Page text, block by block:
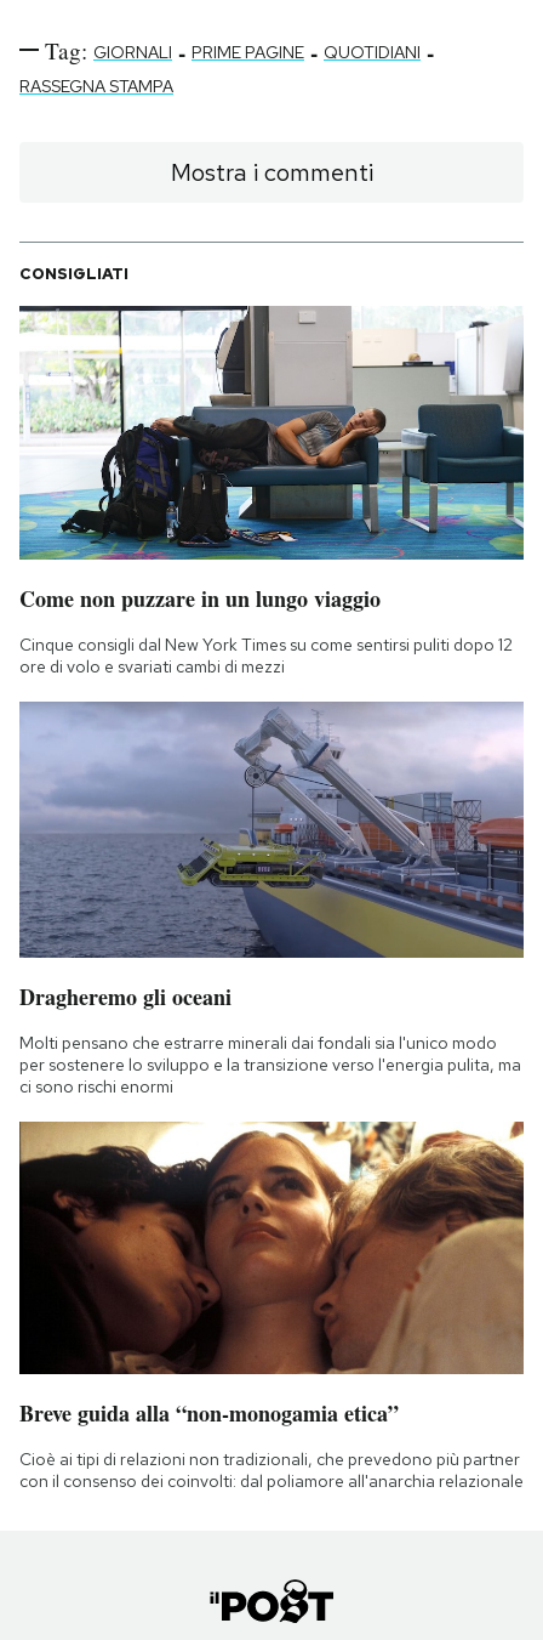
Tag: GIORNALI - PRIME PAGINE - QUOTIDIANI -
RASSEGNA STAMPA
Mostra i commenti
CONSIGLIATI
Come non puzzare in un lungo viaggio
Cinque consigli dal New York Times su come sentirsi puliti dopo 12
ore di volo e svariati cambi di mezzi
Dragheremo gli oceani
Molti pensano che estrarre minerali dai fondali sia l'unico modo
per sostenere lo sviluppo e la transizione verso l'energia pulita, ma
ci sono rischi enormi
Breve guida alla “non-monogamia etica”
Cioè ai tipi di relazioni non tradizionali, che prevedono più partner
con il consenso dei coinvolti: dal poliamore all'anarchia relazionale